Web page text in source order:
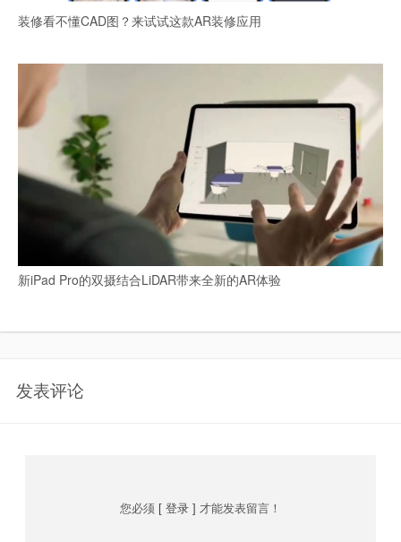
装修看不懂CAD图？来试试这款AR装修应用
新iPad Pro的双摄结合LiDAR带来全新的AR体验
发表评论
您必须 [ 登录 ] 才能发表留言！